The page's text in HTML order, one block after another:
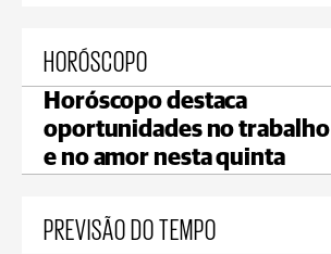
HORÓSCOPO
Horóscopo destaca
oportunidades no trabalho
e no amor nesta quinta
PREVISÃO DO TEMPO